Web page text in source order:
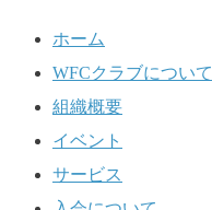
ホーム
WFCクラブについて
組織概要
イベント
サービス